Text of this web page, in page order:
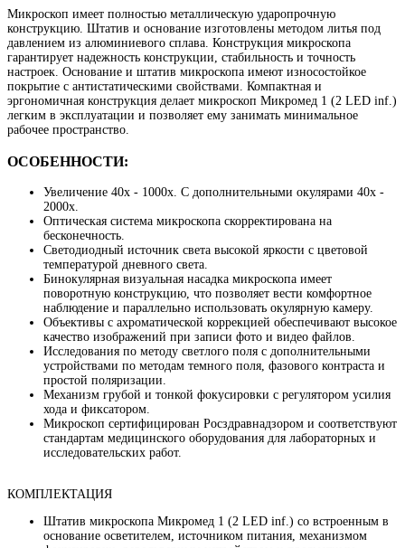
Микроскоп имеет полностью металлическую ударопрочную
конструкцию. Штатив и основание изготовлены методом литья под
давлением из алюминиевого сплава. Конструкция микроскопа
гарантирует надежность конструкции, стабильность и точность
настроек. Основание и штатив микроскопа имеют износостойкое
покрытие с антистатическими свойствами. Компактная и
эргономичная конструкция делает микроскоп Микромед 1 (2 LED inf.)
легким в эксплуатации и позволяет ему занимать минимальное
рабочее пространство.
ОСОБЕННОСТИ:
Увеличение 40х - 1000х. С дополнительными окулярами 40х -
2000х.
Оптическая система микроскопа скорректирована на
бесконечность.
Светодиодный источник света высокой яркости с цветовой
температурой дневного света.
Бинокулярная визуальная насадка микроскопа имеет
поворотную конструкцию, что позволяет вести комфортное
наблюдение и параллельно использовать окулярную камеру.
Объективы с ахроматической коррекцией обеспечивают высокое
качество изображений при записи фото и видео файлов.
Исследования по методу светлого поля с дополнительными
устройствами по методам темного поля, фазового контраста и
простой поляризации.
Механизм грубой и тонкой фокусировки с регулятором усилия
хода и фиксатором.
Микроскоп сертифицирован Росздравнадзором и соответствуют
стандартам медицинского оборудования для лабораторных и
исследовательских работ.
КОМПЛЕКТАЦИЯ
Штатив микроскопа Микромед 1 (2 LED inf.) со встроенным в
основание осветителем, источником питания, механизмом